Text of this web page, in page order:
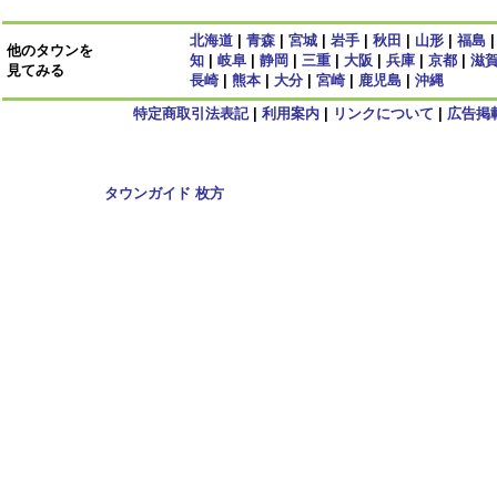
他のタウンを
見てみる
北海道 青森 宮城 岩手 秋田 山形 福島
知
岐阜 静岡 三重 大阪 兵庫 京都
滋
長崎| 熊本 大分 宮崎| 鹿児島
沖縄
特定商取引法表記| 利用案内 リンクについて 広告掲
タウンガイド 枚方